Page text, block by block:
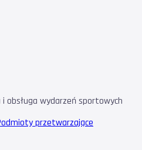
i obsługa wydarzeń sportowych
przetwarzające